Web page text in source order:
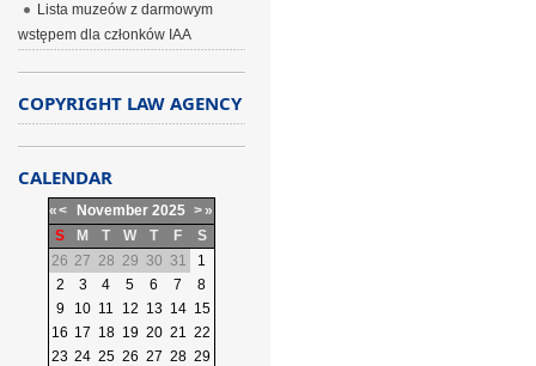
Lista muzeów z darmowym
wstępem dla członków IAA
COPYRIGHT LAW AGENCY
CALENDAR
«< November 2025 >»
S
M T W T F
S
26 27 28 29 30 31
1
2
3 4 5 6 7
8
9
10 11 12 13 14 15
16 17 18 19 20 21 22
23 24 25 26 27 28 29